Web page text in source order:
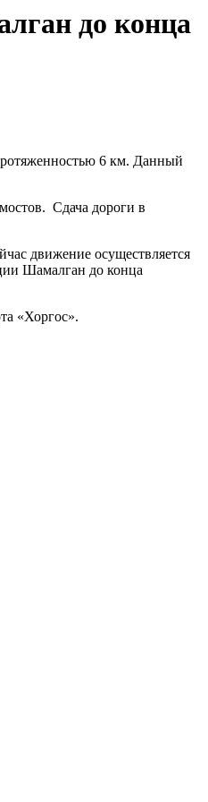
до конца
6 км. Данный
Сдача дороги в
движение осуществляется
Шамалган до конца
«Хоргос».